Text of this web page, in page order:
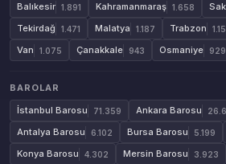
Balıkesir 1.891 Kahramanmaraş 1.658
Tekirdağ 1.471 Malatya 1.187 Trabzon
Van 1.075 Çanakkale 943 Osmaniye 929
BAROLAR
İstanbul Barosu
71.359 Ankara Barosu
Antalya Barosu 6.102 Bursa Barosu 5.199
Konya Barosu 4.302 Mersin Barosu 3.923